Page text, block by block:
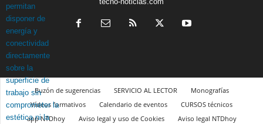
Buzón de sugerencias SERVICIO AL LECTOR
Monografías
Vídeos formativos
Calendario de eventos
CURSOS técnicos
app NTDhoy
Aviso legal y uso de Cookies
Aviso legal NTDhoy